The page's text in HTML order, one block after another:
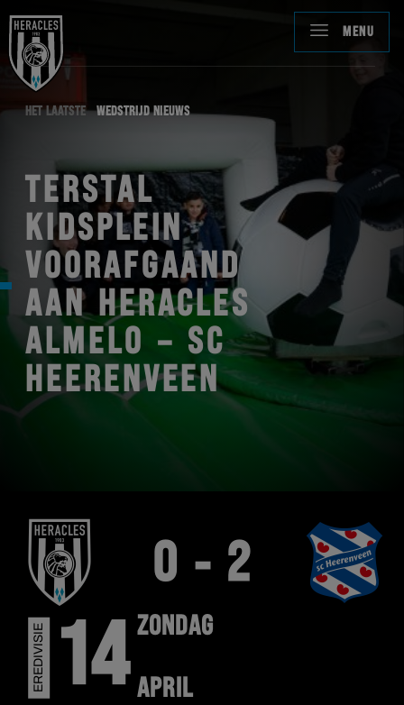
MENU
HET LAATSTE WEDSTRIJD NIEUWS
TERSTAL
KIDSPLEIN
VOORAFGAAND
AAN HERACLES
ALMELO – SC
HEERENVEEN
EREDIVISIE 14 ZONDAG
APRIL
0 - 2